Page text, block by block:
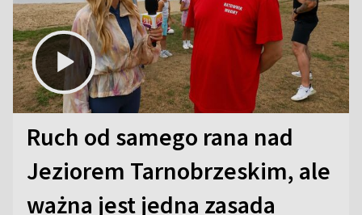
Ruch od samego rana nad
Jeziorem Tarnobrzeskim, ale
ważna jest jedna zasada